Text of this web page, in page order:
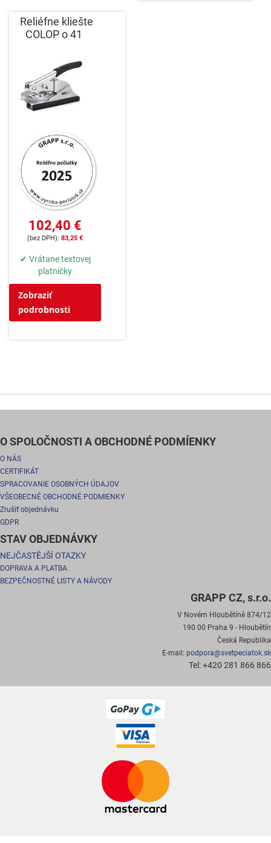
Reliéfne kliešte
COLOP o 41
102,40 €
83,25 €
✔ Vrátane textovej
platničky
Zobraziť
podrobnosti
O SPOLOČNOSTI A OBCHODNÉ PODMÍENKY
O NÁS
CERTIFIKÁT
SPRACOVANIE OSOBNÝCH ÚDAJOV
VŠEOBECNÉ OBCHODNÉ PODMIENKY
Zrušiť objednávku
GDPR
STAV OBJEDNÁVKY
NEJČASTĚJŠÍ OTAZKY
DOPRAVA A PLATBA
BEZPEČNOSTNÉ LISTY A NÁVODY
GRAPP CZ, s.r.o.
V Novém Hloubětíně 874/12
190 00 Praha 9 - Hloubětín
Česká Republika
E-mail: podpora@svetpeciatok.sk
Tel: +420 281 866 866